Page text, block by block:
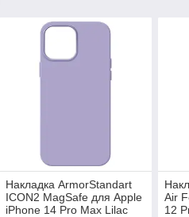
Накладка ArmorStandart
ICON2 MagSafe для Apple
iPhone 14 Pro Max Lilac
Air
12